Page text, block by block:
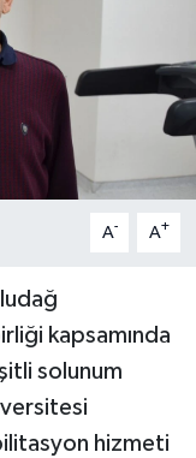
A- A+
kapsamında
solunum
hizmeti